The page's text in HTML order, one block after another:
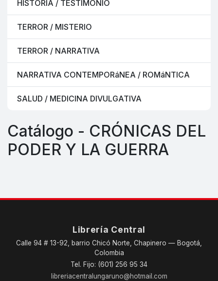
HISTORIA / TESTIMONIO
TERROR / MISTERIO
TERROR / NARRATIVA
NARRATIVA CONTEMPORáNEA / ROMáNTICA
SALUD / MEDICINA DIVULGATIVA
Catálogo - CRÓNICAS DEL
PODER Y LA GUERRA
Librería Central
Calle 94 # 13-92, barrio Chicó Norte, Chapinero — Bogotá,
Colombia
Tel. Fijo: (601) 256 95 34
libreriacentralungaruno@hotmail.com